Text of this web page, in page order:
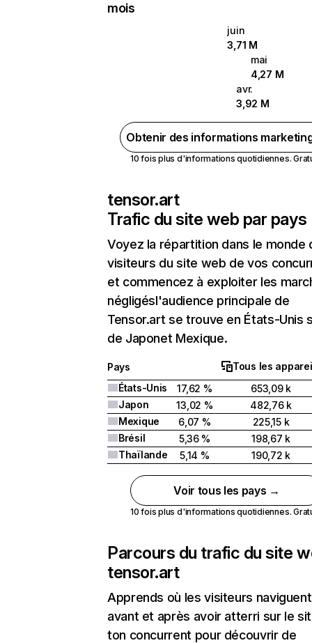
mois
juin
3,71 M
mai
4,27 M
avr.
3,92 M
Obtenir des informations
10 fois plus d'informations quotidiennes.
tensor.art
Trafic du site web par pays
Voyez la répartition dans le monde
visiteurs du site web de vos
et commencez à exploiter les
négligésl'audience principale de
Tensor.art se trouve en États-Unis
de Japonet Mexique.
Pays
Tous les
États-Unis
17,62 %
653,09 k
Japon
13,02 %
482,76 k
Mexique
6,07 %
225,15 k
Brésil
5,36 %
198,67 k
Thaïlande
5,14 % 190,72 k
Voir tous les pays →
10 fois plus d'informations quotidiennes.
Parcours du trafic du site
tensor.art
Apprends où les visiteurs naviguent
avant et après avoir atterri sur le
ton concurrent pour découvrir de